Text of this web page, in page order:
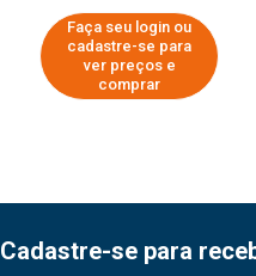
Faça seu login ou
cadastre-se para
ver preços e
comprar
Cadastre-se para